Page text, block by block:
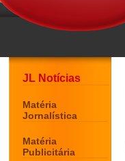
JL Notícias
Matéria
Jornalística
Matéria
Publicitária